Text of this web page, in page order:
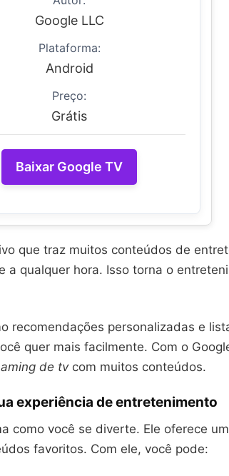
Google LLC
Plataforma:
Android
Preço:
Grátis
Baixar Google TV
que traz muitos conteúdos de
a qualquer hora. Isso torna o
recomendações personalizadas e
quer mais facilmente. Com o
de tvcom muitos conteúdos.
experiência de entretenimento
como você se diverte. Ele oferece
favoritos. Com ele, você pode: